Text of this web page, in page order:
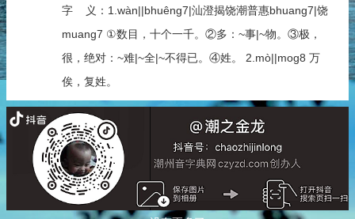
字 义：1.wàn||bhuêng7|汕澄揭饶潮普惠bhuang7|饶
muang7 ①数目，十个一千。②多：~事|~物。③极，
很，绝对：~难|~全|~不得已。④姓。 2.mò||mog8 万
俟，复姓。